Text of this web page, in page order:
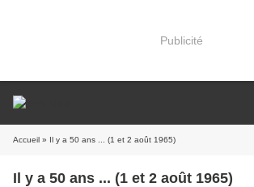
Publicité
Accueil » Il y a 50 ans ... (1 et 2 août 1965)
Il y a 50 ans ... (1 et 2 août 1965)